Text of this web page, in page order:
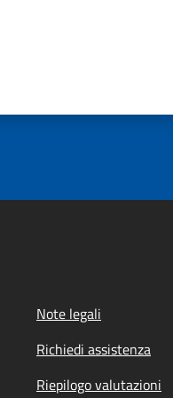
Note legali
Richiedi assistenza
Riepilogo valutazioni